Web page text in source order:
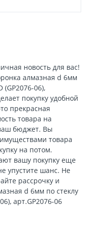
новость для вас!
алмазная d 6мм
(GP2076-06),
покупку удобной
прекрасная
товара на
бюджет. Вы
товара
на потом.
вашу покупку еще
упустите шанс. Не
рассрочку и
d 6мм по стеклу
арт.GP2076-06